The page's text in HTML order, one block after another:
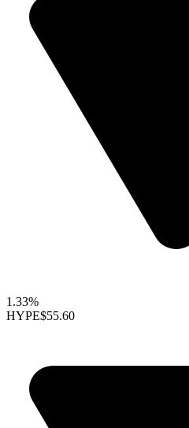
1.33%
HYPE$55.60